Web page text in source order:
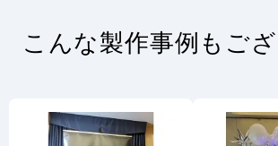
こんな製作事例もござ